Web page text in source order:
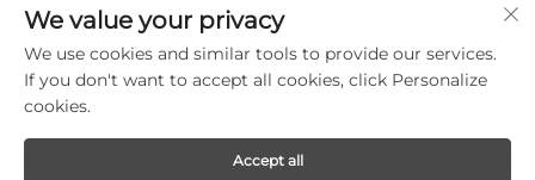
Tel.: +82-3180427370
Telefon:+86-15564344404
WhatsApp: +82-1022396668
Prawa autorskie © 2024 Mepro Medical Co.,Ltd.
We value your privacy
We use cookies and similar tools to provide our services.
If you don't want to accept all cookies, click Personalize
cookies.
Accept all